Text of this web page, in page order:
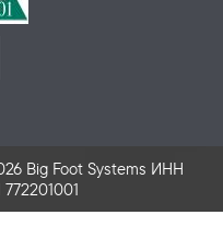
Big Foot Systems ИНН